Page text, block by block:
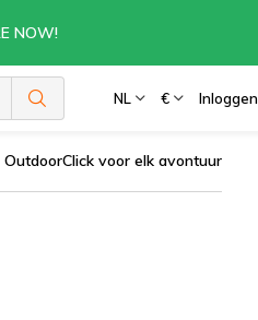
NL € Inloggen
NOW!
OutdoorClick voor elk avontuur